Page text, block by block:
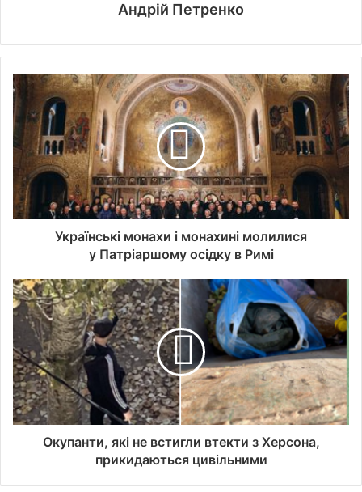
Андрій Петренко
Українські монахи і монахині молилися
у Патріаршому осідку в Римі
Окупанти, які не встигли втекти з Херсона,
прикидаються цивільними